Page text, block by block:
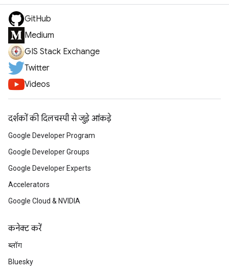
GitHub
Medium
GIS Stack Exchange
Twitter
Videos
दर्शकों की दिलचस्पी से जुड़े आंकड़े
Google Developer Program
Google Developer Groups
Google Developer Experts
Accelerators
Google Cloud & NVIDIA
कनेक्ट करें
ब्लॉग
Bluesky